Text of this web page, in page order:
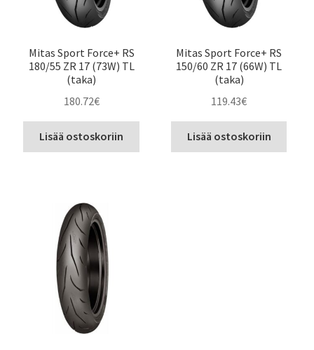
Mitas Sport Force+ RS
180/55 ZR 17 (73W) TL
(taka)
180.72€
Lisää ostoskoriin
Mitas Sport Force+ RS
150/60 ZR 17 (66W) TL
(taka)
119.43€
Lisää ostoskoriin